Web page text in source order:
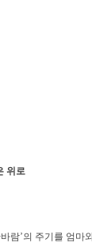
위로
람’의 주기를 엄마